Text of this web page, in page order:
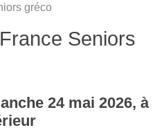
gréco
Seniors
24 mai 2026, à